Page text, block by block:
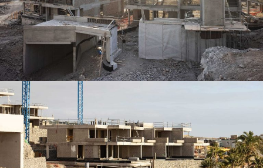
VILLAS DE ABAMA – ACCIONA 6
VILLAS DE ABAMA – ACCIONA 5